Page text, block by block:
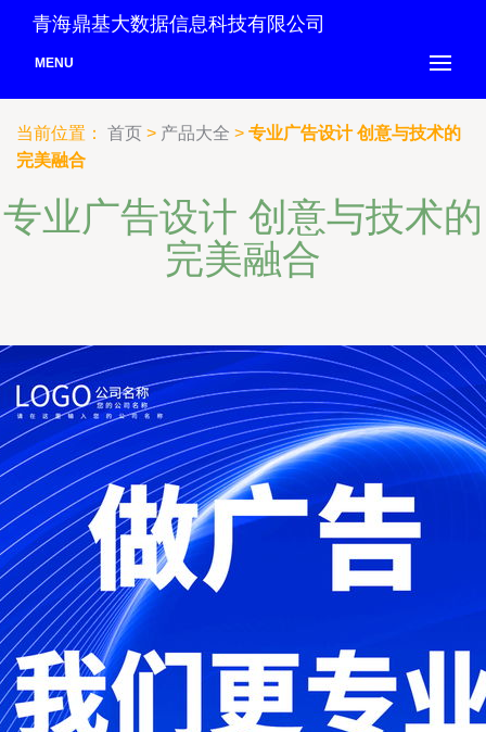
青海鼎基大数据信息科技有限公司
MENU
当前位置： 首页 > 产品大全 > 专业广告设计 创意与技术的
完美融合
专业广告设计 创意与技术的
完美融合